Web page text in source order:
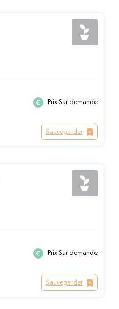
Prix Sur demande
Sauvegarder
Prix Sur demande
Sauvegarder